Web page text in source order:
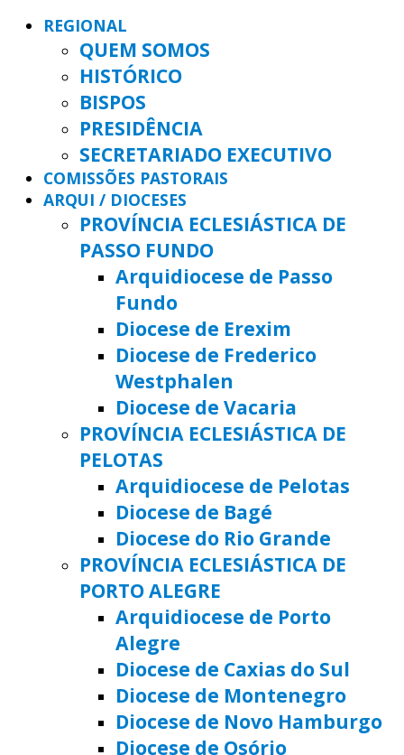
REGIONAL
QUEM SOMOS
HISTÓRICO
BISPOS
PRESIDÊNCIA
SECRETARIADO EXECUTIVO
COMISSÕES PASTORAIS
ARQUI / DIOCESES
PROVÍNCIA ECLESIÁSTICA DE
PASSO FUNDO
Arquidiocese de Passo
Fundo
Diocese de Erexim
Diocese de Frederico
Westphalen
Diocese de Vacaria
PROVÍNCIA ECLESIÁSTICA DE
PELOTAS
Arquidiocese de Pelotas
Diocese de Bagé
Diocese do Rio Grande
PROVÍNCIA ECLESIÁSTICA DE
PORTO ALEGRE
Arquidiocese de Porto
Alegre
Diocese de Caxias do Sul
Diocese de Montenegro
Diocese de Novo Hamburgo
Diocese de Osório